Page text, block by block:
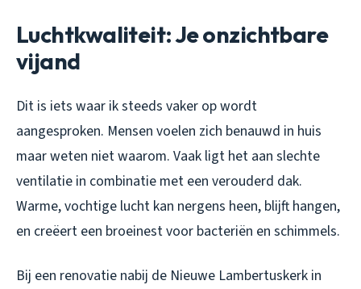
Luchtkwaliteit: Je onzichtbare
vijand
Dit is iets waar ik steeds vaker op wordt
aangesproken. Mensen voelen zich benauwd in huis
maar weten niet waarom. Vaak ligt het aan slechte
ventilatie in combinatie met een verouderd dak.
Warme, vochtige lucht kan nergens heen, blijft hangen,
en creëert een broeinest voor bacteriën en schimmels.
Bij een renovatie nabij de Nieuwe Lambertuskerk in